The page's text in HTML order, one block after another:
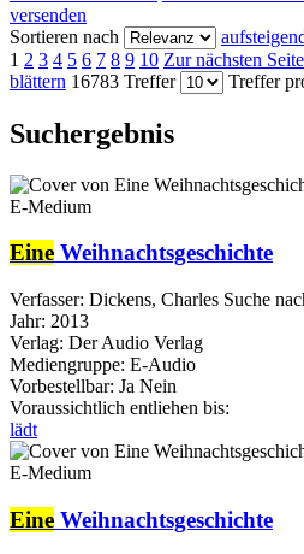
versenden
Sortieren nach
1 2 3 4 5 6 7 8 9 10 Zur nächsten
blättern 16783 Treffer Treffer
Suchergebnis
E-Medium
Eine Weihnachtsgeschichte
Verfasser: Dickens, Charles Suche
Jahr: 2013
Verlag: Der Audio Verlag
Mediengruppe: E-Audio
Vorbestellbar: Ja Nein
Voraussichtlich entliehen bis:
lädt
E-Medium
Eine Weihnachtsgeschichte